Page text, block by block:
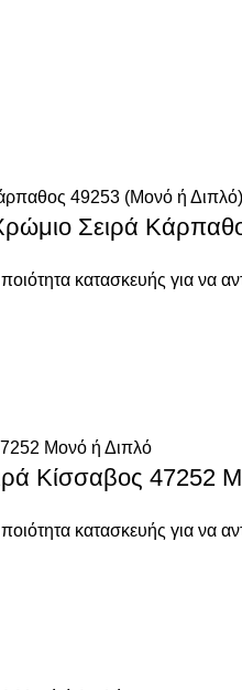
Σειρά
κατασκευής για να
Κίσσαβος 47252
κατασκευής για να